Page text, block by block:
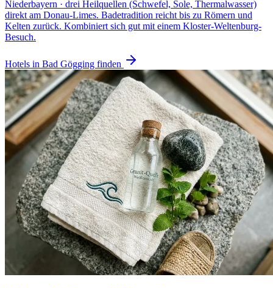
Niederbayern · drei Heilquellen (Schwefel, Sole, Thermalwasser)
direkt am Donau-Limes. Badetradition reicht bis zu Römern und
Kelten zurück. Kombiniert sich gut mit einem Kloster-Weltenburg-
Besuch.
Hotels in Bad Gögging finden